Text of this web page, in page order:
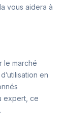
vous aidera à
le marché
en
expert, ce